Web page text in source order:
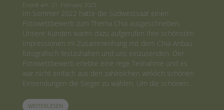
Erstellt am: 21. February 2023
Im Sommer 2022 hatte die Südwestsaat einen
Fotowettbewerb zum Thema Chia ausgeschrieben.
Unsere Kunden waren dazu aufgerufen Ihre schönsten
Impressionen im Zusammenhang mit dem Chia-Anbau
fotografisch festzuhalten und uns einzusenden. Der
Fotowettbewerb erlebte eine rege Teilnahme und es
war nicht einfach aus den zahlreichen wirklich schönen
Einsendungen die Sieger zu wählen. Um die schönen...
WEITERLESEN